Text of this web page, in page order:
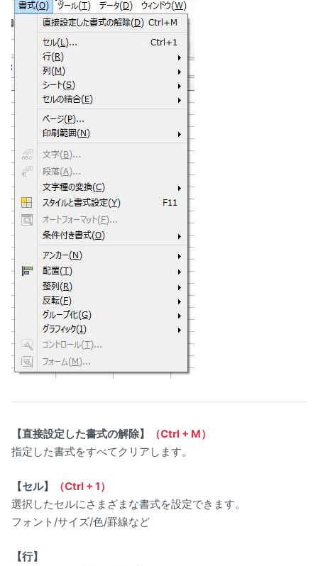
【直接設定した書式の解除】
（Ctrl + M）
指定した書式をすべてクリアします。
【セル】
（Ctrl + 1）
選択したセルにさまざまな書式を設定できます。
フォント/サイズ/色/罫線など
【行】